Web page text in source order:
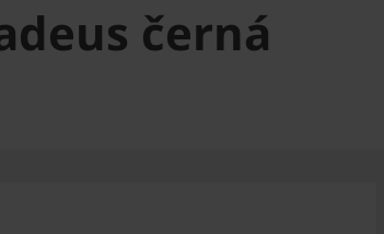
černá